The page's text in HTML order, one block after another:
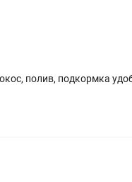
полив, подкормка